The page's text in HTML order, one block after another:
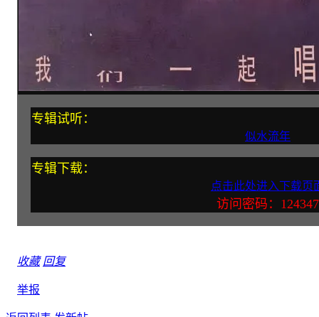
专辑试听：
似水流年
专辑下载：
点击此处进入下载页
访问密码：124347
收藏 回复
举报